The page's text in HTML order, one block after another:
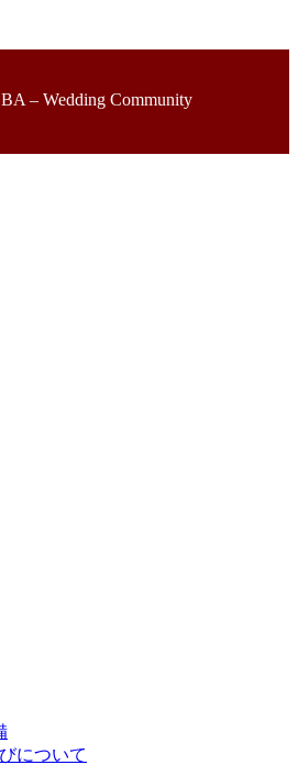
– Wedding Community
について